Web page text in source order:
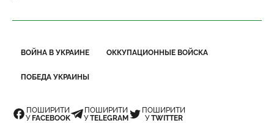
ВОЙНА В УКРАИНЕ ОККУПАЦИОННЫЕ ВОЙСКА
ПОБЕДА УКРАИНЫ
ПОШИРИТИ
УFACEBOOK
ПОШИРИТИ
УTELEGRAM
ПОШИРИТИ
УTWITTER